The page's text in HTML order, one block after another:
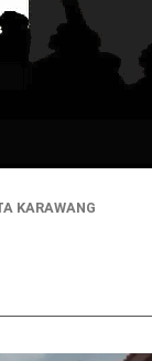
KARAWANG